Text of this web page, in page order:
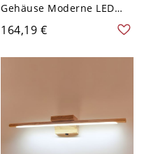
Gehäuse Moderne LED
Deckenlampe Weißer
Schirm 1-Licht
Deckenleuchte -
164,19 €